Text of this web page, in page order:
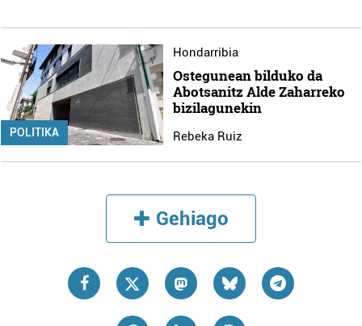
POLITIKA
Hondarribia
Ostegunean bilduko da
Abotsanitz Alde Zaharreko
bizilagunekin
Rebeka Ruiz
Gehiago